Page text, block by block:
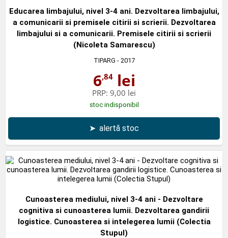
Educarea limbajului, nivel 3-4 ani. Dezvoltarea limbajului,
a comunicarii si premisele citirii si scrierii. Dezvoltarea
limbajului si a comunicarii. Premisele citirii si scrierii
(Nicoleta Samarescu)
TIPARG - 2017
6,84lei
PRP: 9,00 lei
stoc indisponibil
➤ alertă stoc
Cunoasterea mediului, nivel 3-4 ani - Dezvoltare
cognitiva si cunoasterea lumii. Dezvoltarea gandirii
logistice. Cunoasterea si intelegerea lumii (Colectia
Stupul)